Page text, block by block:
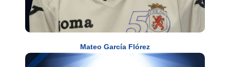
Mateo García Flórez